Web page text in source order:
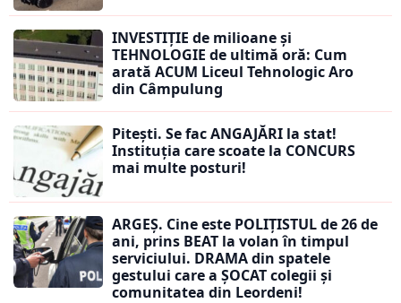
INVESTIȚIE de milioane și
TEHNOLOGIE de ultimă oră: Cum
arată ACUM Liceul Tehnologic Aro
din Câmpulung
Pitești. Se fac ANGAJĂRI la stat!
Instituția care scoate la CONCURS
mai multe posturi!
ARGEȘ. Cine este POLIȚISTUL de 26 de
ani, prins BEAT la volan în timpul
serviciului. DRAMA din spatele
gestului care a ȘOCAT colegii și
comunitatea din Leordeni!